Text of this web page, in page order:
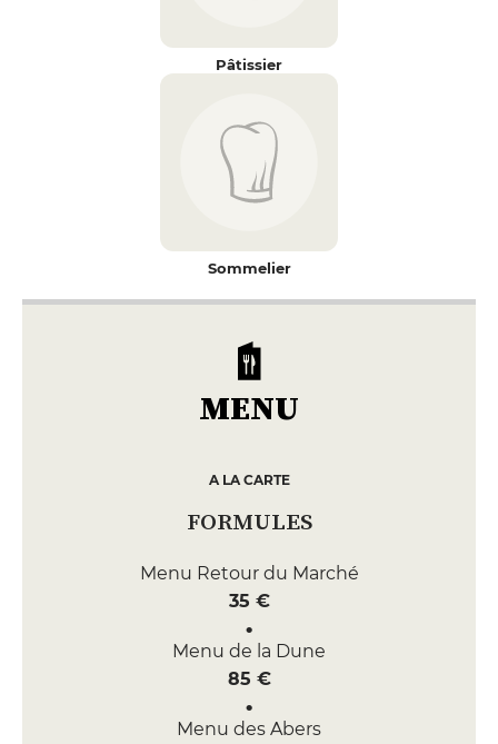
Pâtissier
Sommelier
MENU
A LA CARTE
FORMULES
Menu Retour du Marché
35 €
Menu de la Dune
85 €
Menu des Abers